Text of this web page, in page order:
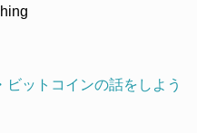
ットコインの話をしよう